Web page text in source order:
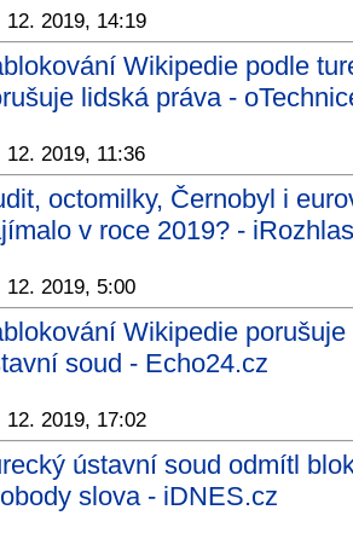
12. 2019, 14:19
Wikipedie podle
lidská práva -
12. 2019, 11:36
octomilky, Černobyl i
v roce 2019? -
12. 2019, 5:00
Wikipedie
soud - Echo24.cz
12. 2019, 17:02
ústavní soud odmítl
slova - iDNES.cz